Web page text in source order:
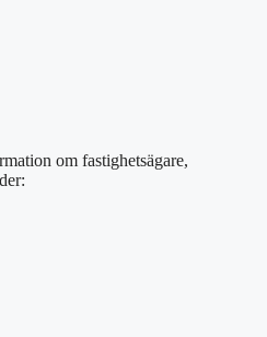
om fastighetsägare,